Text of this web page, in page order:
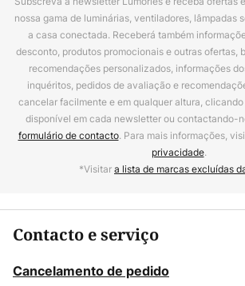
nossa gama de luminárias, ventiladores, lâmpadas
a casa conectada. Receberá também
desconto, produtos promocionais e outras ofertas,
recomendações personalizados, informações
inquéritos, pedidos de avaliação e
cancelar facilmente e em qualquer altura,
disponível em cada newsletter ou contactando-
formulário de contacto. Para mais informações,
privacidade.
*Visitara lista de marcas excluídas
Contacto e serviço
Cancelamento de pedido